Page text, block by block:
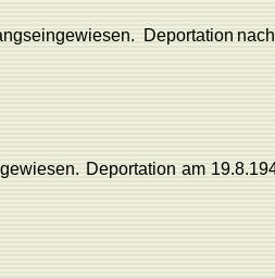
Deportation
Deportation am